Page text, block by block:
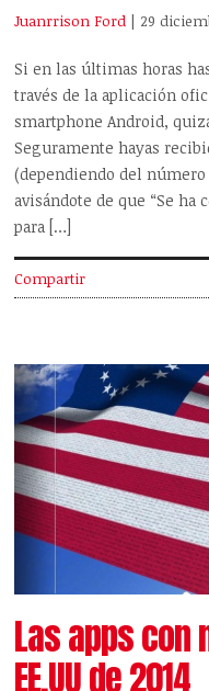
Juanrrison Ford | 29
Si en las últimas horas
través de la aplicación
smartphone Android,
Seguramente hayas
(dependiendo del
avisándote de que “Se ha
para […]
Compartir
Las apps con
EE.UU de 2014